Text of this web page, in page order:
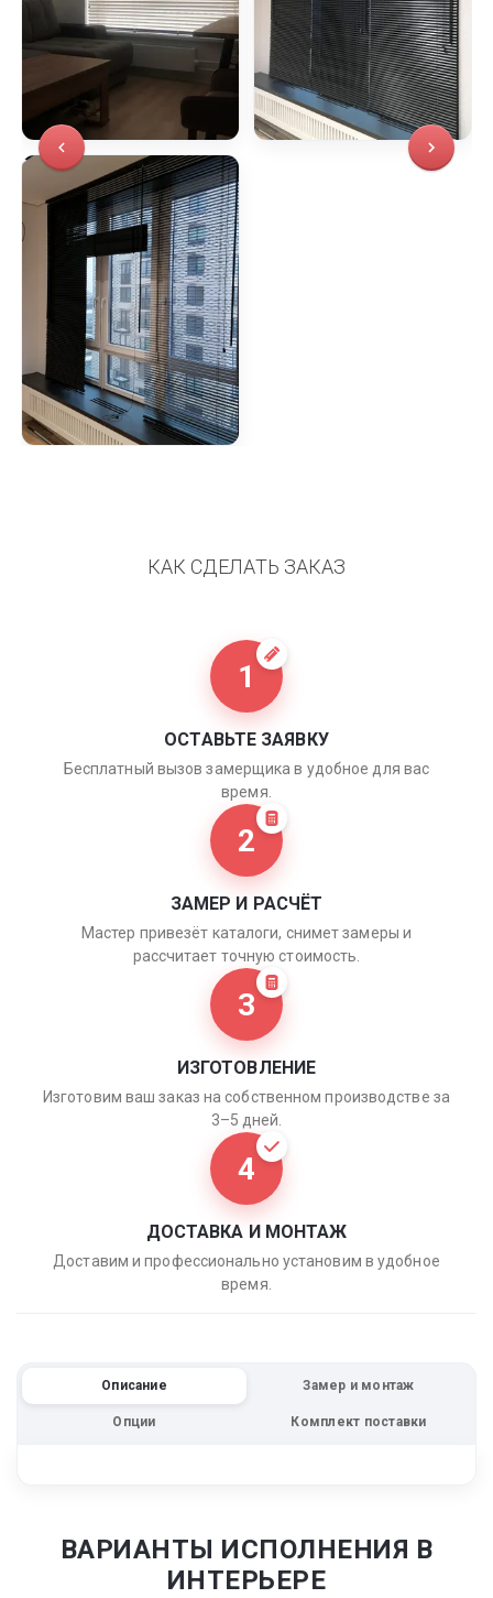
КАК СДЕЛАТЬ ЗАКАЗ
1
ОСТАВЬТЕ ЗАЯВКУ
Бесплатный вызов замерщика в удобное для вас
время.
2
ЗАМЕР И РАСЧЁТ
Мастер привезёт каталоги, снимет замеры и
рассчитает точную стоимость.
3
ИЗГОТОВЛЕНИЕ
Изготовим ваш заказ на собственном производстве за
3–5 дней.
4
ДОСТАВКА И МОНТАЖ
Доставим и профессионально установим в удобное
время.
Описание Замер и монтаж
Опции Комплект поставки
ВАРИАНТЫ ИСПОЛНЕНИЯ В
ИНТЕРЬЕРЕ